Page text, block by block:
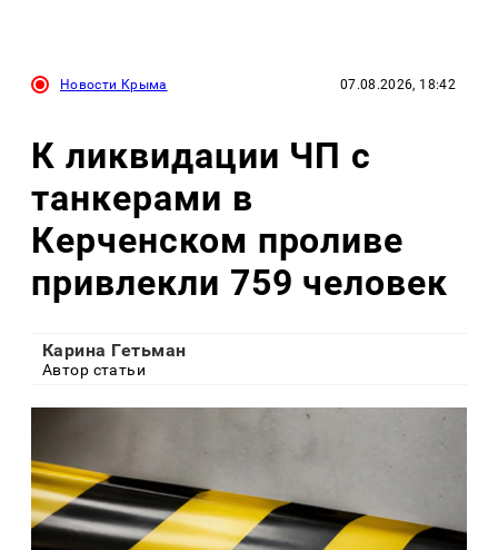
Новости Крыма 07.08.2026, 18:42
К ликвидации ЧП с
танкерами в
Керченском проливе
привлекли 759 человек
Карина Гетьман
Автор статьи